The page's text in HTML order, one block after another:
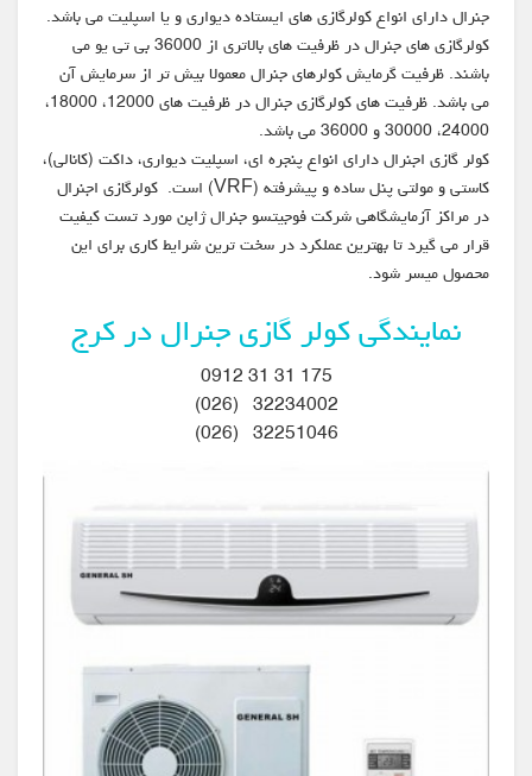
جنرال دارای انواع کولرگازی های ایستاده دیواری و یا اسپلیت می باشد.
کولرگازی های جنرال در ظرفیت های بالاتری از 36000 بی تی یو می
باشند. ظرفیت گرمایش کولرهای جنرال معمولا بیش تر از سرمایش آن
می باشد. ظرفیت های کولرگازی جنرال در ظرفیت های 12000، 18000،
24000، 30000 و 36000 می باشد.
کولر گازی اجنرال دارای انواع پنجره ای، اسپلیت دیواری، داکت (کانالی)،
کاستی و مولتی پنل ساده و پیشرفته (VRF) است. کولرگازی اجنرال
در مراکز آزمایشگاهی شرکت فوجیتسو جنرال ژاپن مورد تست کیفیت
قرار می گیرد تا بهترین عملکرد در سخت ترین شرایط کاری برای این
محصول میسر شود.
نمایندگی کولر گازی جنرال در کرج
175 31 31 0912
32234002 (026)
32251046 (026)